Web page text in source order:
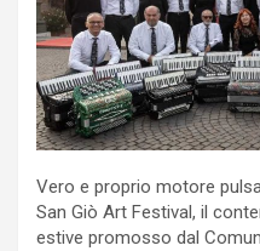
Vero e proprio motore
San Giò Art Festival, il
estive promosso dal